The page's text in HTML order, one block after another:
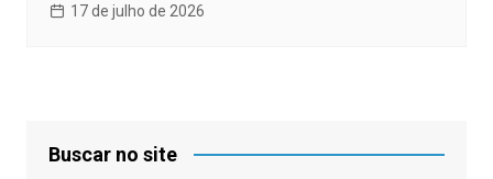
17 de julho de 2026
Buscar no site